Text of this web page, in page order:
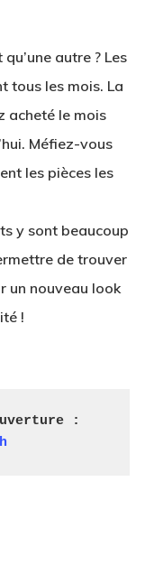
autre ? Les
tous les mois. La
acheté le mois
Méfiez-vous
les pièces les
y sont beaucoup
de trouver
un nouveau look
!